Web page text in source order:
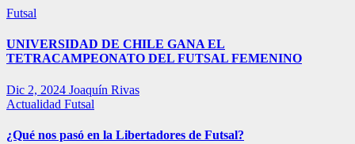
Futsal
UNIVERSIDAD DE CHILE GANA EL
TETRACAMPEONATO DEL FUTSAL FEMENINO
Dic 2, 2024 Joaquín Rivas
Actualidad Futsal
¿Qué nos pasó en la Libertadores de Futsal?